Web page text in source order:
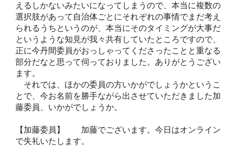
えるしかないみたいになってしまうので、本当に複数の
選択肢があって自治体ごとにそれぞれの事情でまだ考え
られるうちというのが、本当にそのタイミングが大事だ
というような知見が我々共有していたところですので、
正に今丹間委員がおっしゃってくださったことと重なる
部分だなと思って伺っておりました。ありがとうござい
ます。
それでは、ほかの委員の方いかがでしょうかというこ
とで、今お名前を勝手ながら出させていただきました加
藤委員、いかがでしょうか。
【加藤委員】 加藤でございます。今日はオンライン
で失礼いたします。